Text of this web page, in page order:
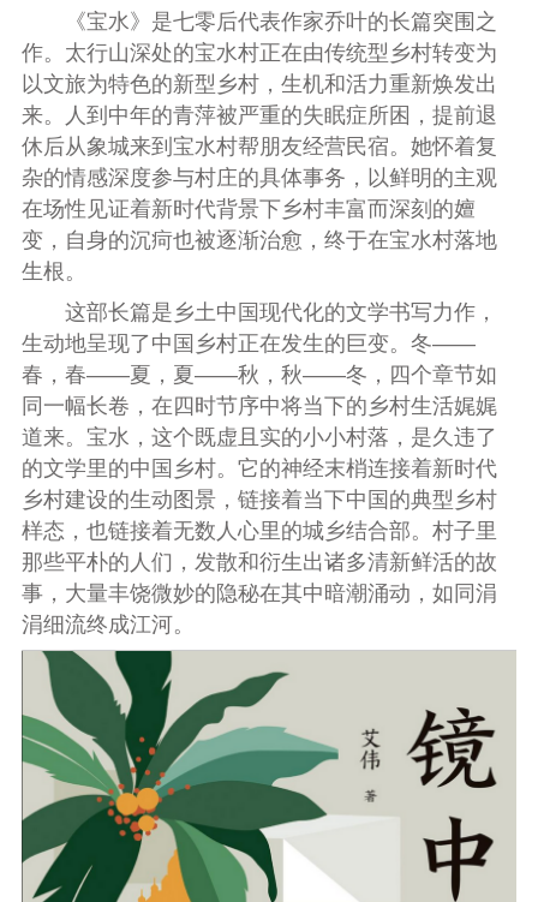
《宝水》是七零后代表作家乔叶的长篇突围之
作。太行山深处的宝水村正在由传统型乡村转变为
以文旅为特色的新型乡村，生机和活力重新焕发出
来。人到中年的青萍被严重的失眠症所困，提前退
休后从象城来到宝水村帮朋友经营民宿。她怀着复
杂的情感深度参与村庄的具体事务，以鲜明的主观
在场性见证着新时代背景下乡村丰富而深刻的嬗
变，自身的沉疴也被逐渐治愈，终于在宝水村落地
生根。
这部长篇是乡土中国现代化的文学书写力作，
生动地呈现了中国乡村正在发生的巨变。冬——
春，春——夏，夏——秋，秋——冬，四个章节如
同一幅长卷，在四时节序中将当下的乡村生活娓娓
道来。宝水，这个既虚且实的小小村落，是久违了
的文学里的中国乡村。它的神经末梢连接着新时代
乡村建设的生动图景，链接着当下中国的典型乡村
样态，也链接着无数人心里的城乡结合部。村子里
那些平朴的人们，发散和衍生出诸多清新鲜活的故
事，大量丰饶微妙的隐秘在其中暗潮涌动，如同涓
涓细流终成江河。